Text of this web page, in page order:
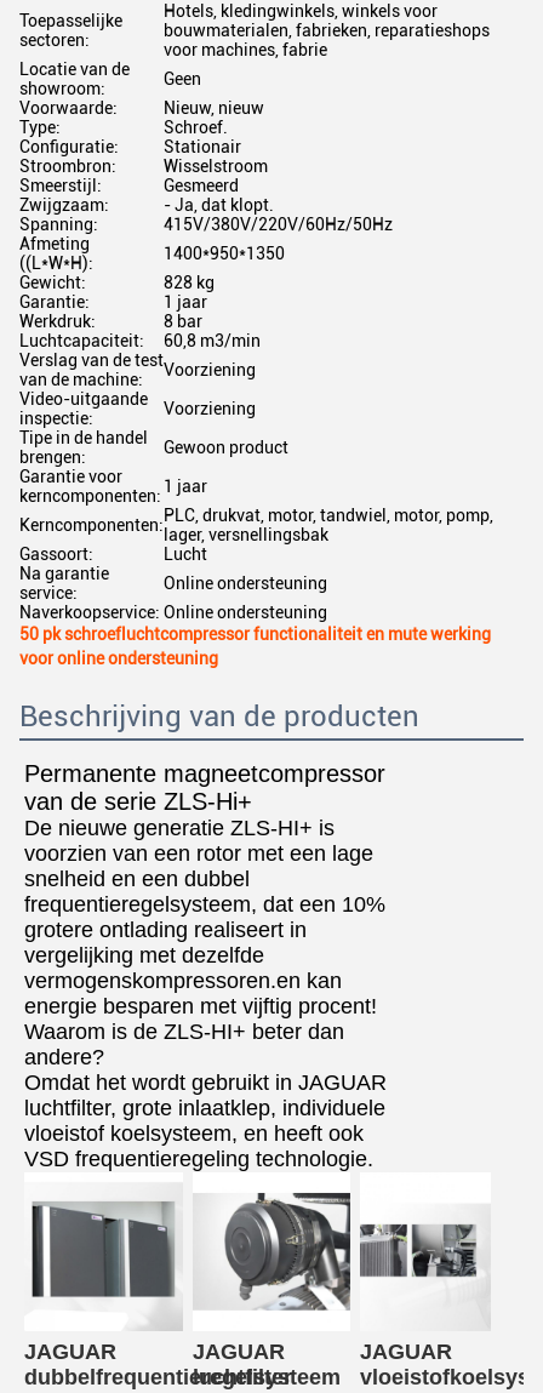
Toepasselijke
sectoren:
Hotels, kledingwinkels, winkels voor
bouwmaterialen, fabrieken, reparatieshops
voor machines, fabrie
Locatie van de
showroom:
Geen
Voorwaarde:
Nieuw, nieuw
Type:
Schroef.
Configuratie:
Stationair
Stroombron:
Wisselstroom
Smeerstijl:
Gesmeerd
Zwijgzaam:
- Ja, dat klopt.
Spanning:
415V/380V/220V/60Hz/50Hz
Afmeting
((L*W*H):
1400*950*1350
Gewicht:
828 kg
Garantie:
1 jaar
Werkdruk:
8 bar
Luchtcapaciteit:
60,8 m3/min
Verslag van de test
van de machine:
Voorziening
Video-uitgaande
inspectie:
Voorziening
Tipe in de handel
brengen:
Gewoon product
Garantie voor
kerncomponenten: 1 jaar
Kerncomponenten:PLC, drukvat, motor, tandwiel, motor, pomp,
lager, versnellingsbak
Gassoort:
Lucht
Na garantie
service:
Online ondersteuning
Naverkoopservice: Online ondersteuning
50 pk schroefluchtcompressor functionaliteit en mute werking
voor online ondersteuning
Beschrijving van de producten
Permanente magneetcompressor
van de serie ZLS-Hi+
De nieuwe generatie ZLS-HI+ is
voorzien van een rotor met een lage
snelheid en een dubbel
frequentieregelsysteem, dat een 10%
grotere ontlading realiseert in
vergelijking met dezelfde
vermogenskompressoren.en kan
energie besparen met vijftig procent!
Waarom is de ZLS-HI+ beter dan
andere?
Omdat het wordt gebruikt in JAGUAR
luchtfilter, grote inlaatklep, individuele
vloeistof koelsysteem, en heeft ook
VSD frequentieregeling technologie.
JAGUAR
dubbelfrequentieregelsysteem
JAGUAR
luchtfilter
JAGUAR